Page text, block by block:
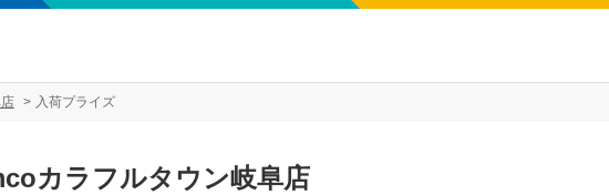
入荷プライズ
カラフルタウン岐阜店